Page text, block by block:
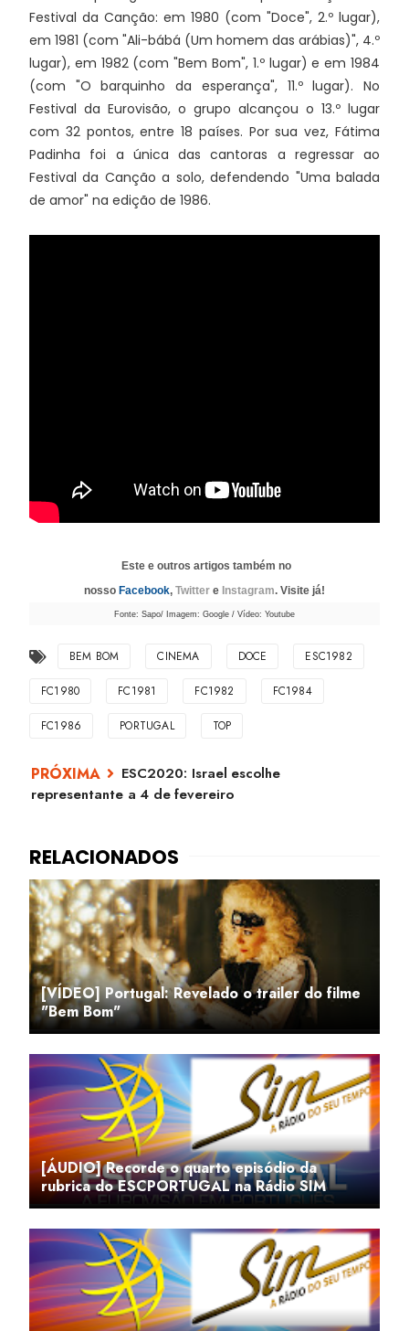
Festival da Canção: em 1980 (com "Doce", 2.º lugar),
em 1981 (com "Ali-bábá (Um homem das arábias)", 4.º
lugar), em 1982 (com "Bem Bom", 1.º lugar) e em 1984
(com "O barquinho da esperança", 11.º lugar). No
Festival da Eurovisão, o grupo alcançou o 13.º lugar
com 32 pontos, entre 18 países. Por sua vez, Fátima
Padinha foi a única das cantoras a regressar ao
Festival da Canção a solo, defendendo "Uma balada
de amor" na edição de 1986.
Este e outros artigos também no
nosso Facebook, Twitter e Instagram. Visite já!
Fonte: Sapo/ Imagem: Google / Vídeo: Youtube
BEM BOM CINEMA DOCE ESC1982
FC1980 FC1981 FC1982 FC1984
FC1986 PORTUGAL TOP
ESC2020: Israel escolhe
representante a 4 de fevereiro
[VÍDEO] Portugal: Revelado o trailer do filme
"Bem Bom"
[ÁUDIO] Recorde o quarto episódio da
rubrica do ESCPORTUGAL na Rádio SIM